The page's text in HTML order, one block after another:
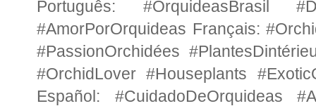
Português: #OrquideasBrasil
#AmorPorOrquideas Français:
#PassionOrchidées
#OrchidLover #Houseplants
Español: #CuidadoDeOrquideas